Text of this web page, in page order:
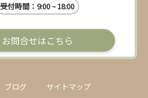
受付時間：9:00 ~ 18:00
お問合せはこちら
ブログ
サイトマップ